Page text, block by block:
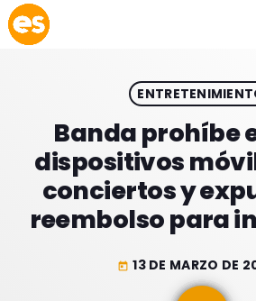
EMISIÓN LA PAZ
play_arrow EMISIÓN COCHABAMBA
ESLATINO NEWS
Banda prohíbe
dispositivos
conciertos y
reembolso para
today 13 DE MARZO DE